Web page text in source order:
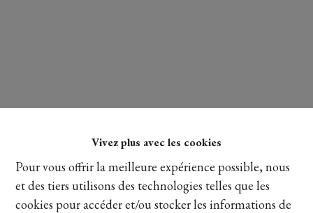
Vivez plus avec les cookies
Pour vous offrir la meilleure expérience possible, nous
et des tiers utilisons des technologies telles que les
cookies pour accéder et/ou stocker les informations de
Lire plus